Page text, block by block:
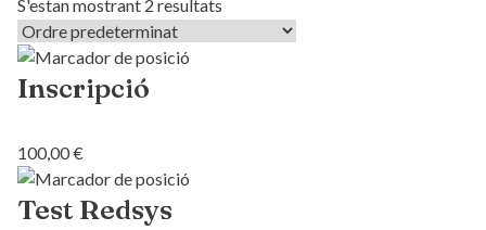
S'estan mostrant 2 resultats
Inscripció
100,00€
Test Redsys